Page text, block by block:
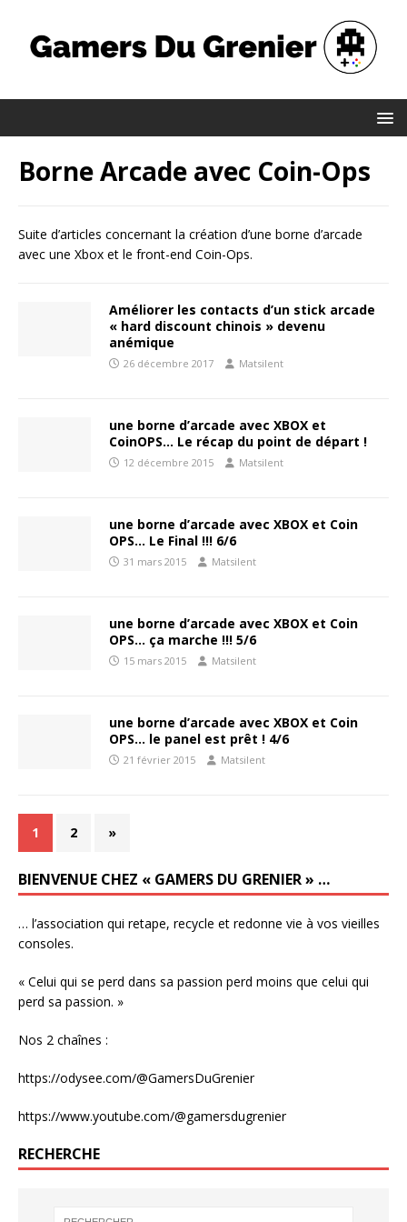
Borne Arcade avec Coin-Ops
Suite d’articles concernant la création d’une borne d’arcade
avec une Xbox et le front-end Coin-Ops.
Améliorer les contacts d’un stick arcade
« hard discount chinois » devenu
anémique
26 décembre 2017 Matsilent
une borne d’arcade avec XBOX et
CoinOPS… Le récap du point de départ !
12 décembre 2015 Matsilent
une borne d’arcade avec XBOX et Coin
OPS… Le Final !!! 6/6
31 mars 2015 Matsilent
une borne d’arcade avec XBOX et Coin
OPS… ça marche !!! 5/6
15 mars 2015 Matsilent
une borne d’arcade avec XBOX et Coin
OPS… le panel est prêt ! 4/6
21 février 2015 Matsilent
1 2 »
BIENVENUE CHEZ « GAMERS DU GRENIER » …
… l’association qui retape, recycle et redonne vie à vos vieilles
consoles.
« Celui qui se perd dans sa passion perd moins que celui qui
perd sa passion. »
Nos 2 chaînes :
https://odysee.com/@GamersDuGrenier
https://www.youtube.com/@gamersdugrenier
RECHERCHE